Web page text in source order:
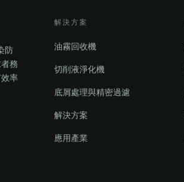
防
務
率
解決方案
油霧回收機
切削液淨化機
底屑處理與精密過濾
解決方案
應用產業